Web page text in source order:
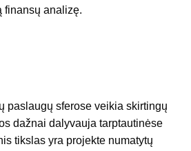
finansų analizę.
paslaugų sferose veikia skirtingų
dažnai dalyvauja tarptautinėse
tikslas yra projekte numatytų